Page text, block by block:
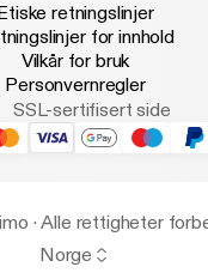
retningslinjer
for innhold
Vilkår for bruk
Personvernregler
SSL-sertifisert side
· Alle rettigheter
Norge